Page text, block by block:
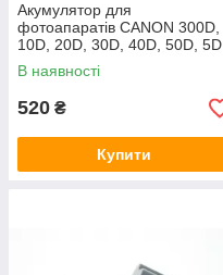
Акумулятор для
фотоапаратів CANON 300D,
10D, 20D, 30D, 40D, 50D, 5D
- BP-511a (аналог) - 2500 ma
В наявності
520 ₴
Купити